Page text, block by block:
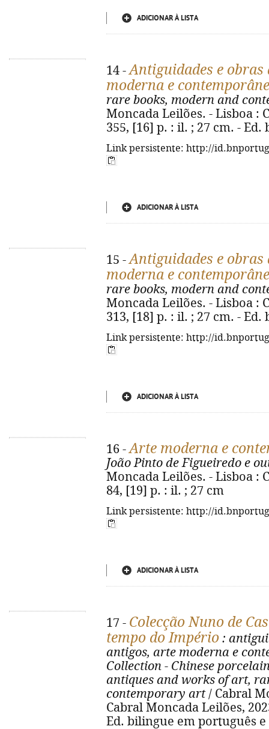
ADICIONAR À LISTA
14 -Antiguidades e
moderna e
rare books, modern and
Moncada Leilões. - Lisboa :
355, [16] p. : il. ; 27 cm. -
Link persistente: http://
ADICIONAR À LISTA
15 -Antiguidades e
moderna e
rare books, modern and
Moncada Leilões. - Lisboa :
313, [18] p. : il. ; 27 cm. -
Link persistente: http://
ADICIONAR À LISTA
16 -Arte moderna e
João Pinto de Figueiredo e
Moncada Leilões. - Lisboa :
84, [19] p. : il. ; 27 cm
Link persistente: http://
ADICIONAR À LISTA
17 - Colecção Nuno de
tempo do Império :
antigos, arte moderna e
Collection - Chinese
antiques and works of art,
contemporary art/ Cabral
Cabral Moncada Leilões,
Ed. bilingue em português e